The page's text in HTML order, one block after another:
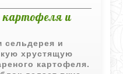
картофеля и
сельдерея и
хрустящую
картофеля.